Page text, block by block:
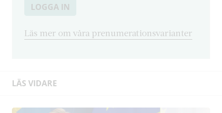
LOGGA IN
Läs mer om våra prenumerationsvarianter
LÄS VIDARE